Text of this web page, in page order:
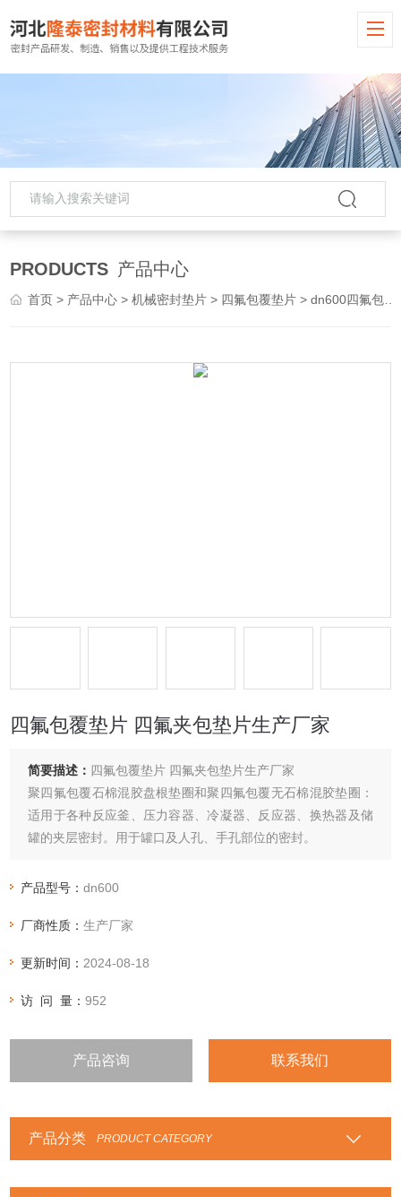
PRODUCTS 产品中心
首页 > 产品中心 >机械密封垫片 > 四氟包覆垫片 > dn600四氟包覆垫片 四氟夹包垫片生产厂家
四氟包覆垫片 四氟夹包垫片生产厂家
简要描述： 四氟包覆垫片 四氟夹包垫片生产厂家
聚四氟包覆石棉混胶盘根垫圈和聚四氟包覆无石棉混胶垫圈：
适用于各种反应釜、压力容器、冷凝器、反应器、换热器及储
罐的夹层密封。用于罐口及人孔、手孔部位的密封。
产品型号：dn600
厂商性质：生产厂家
更新时间： 2024-08-18
访 问 量：952
产品咨询 联系我们
产品分类 PRODUCT CATEGORY